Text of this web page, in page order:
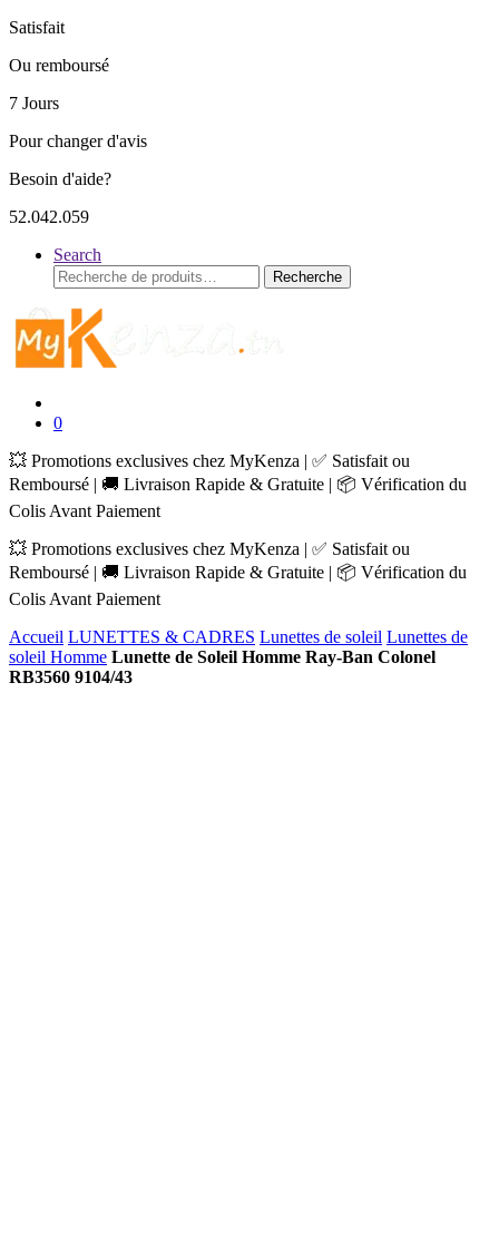
Satisfait
Ou remboursé
7 Jours
Pour changer d'avis
Besoin d'aide?
52.042.059
Search
Recherche
pour :
Recherche
0
💥 Promotions exclusives chez MyKenza | ✅ Satisfait ou
Remboursé | 🚚 Livraison Rapide & Gratuite | 📦 Vérification du
Colis Avant Paiement
💥 Promotions exclusives chez MyKenza | ✅ Satisfait ou
Remboursé | 🚚 Livraison Rapide & Gratuite | 📦 Vérification du
Colis Avant Paiement
Accueil LUNETTES & CADRES Lunettes de soleil Lunettes de
soleil Homme Lunette de Soleil Homme Ray-Ban Colonel
RB3560 9104/43